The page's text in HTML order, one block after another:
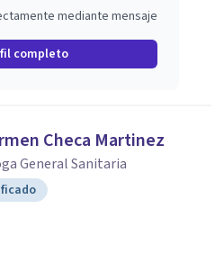
mediante mensaje
completo
Checa Martinez
General Sanitaria